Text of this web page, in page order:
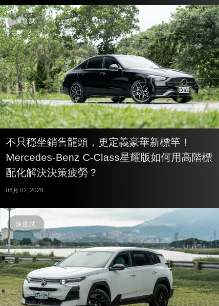
深度試
不只穩坐銷售龍頭，更定義豪華新標竿！
Mercedes-Benz C-Class星耀版如何用高階標
配化解決決策疲勞？
06月 02, 2026
深度試